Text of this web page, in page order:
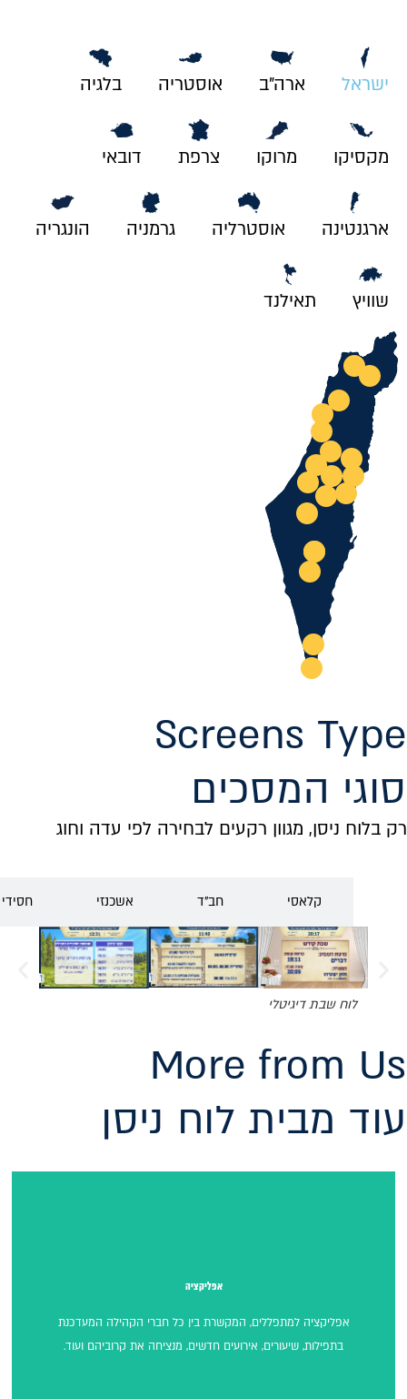
ישראל ארה"ב אוסטריה בלגיה
מקסיקו מרוקו צרפת דובאי
ארגנטינה אוסטרליה גרמניה הונגריה
שוויץ תאילנד
Screens Type
סוגי המסכים
רק בלוח ניסן, מגוון רקעים לבחירה לפי עדה וחוג
קלאסי חב"ד אשכנזי חסידי
לוח שבת דיגיטלי
More from Us
עוד מבית לוח ניסן
אפליקציה
אפליקציה למתפללים, המקשרת בין כל חברי הקהילה המעדכנת
בתפילות, שיעורים, אירועים חדשים, מנציחה את קרוביהם ועוד.